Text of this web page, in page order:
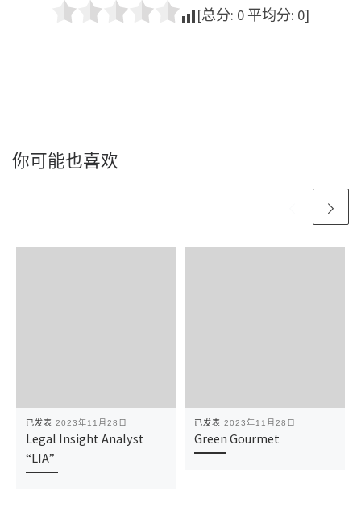
[总分: 0 平均分: 0]
你可能也喜欢
已发表 2023年11月28日
Legal Insight Analyst
“LIA”
已发表 2023年11月28日
Green Gourmet